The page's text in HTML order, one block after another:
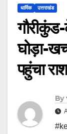
धार्मिक उत्तराखंड
गौरीकुंड-
घोड़ा-
पहुंचा
By